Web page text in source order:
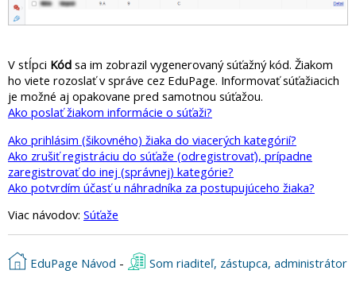
V stĺpci Kód sa im zobrazil vygenerovaný súťažný kód. Žiakom
ho viete rozoslať v správe cez EduPage. Informovať súťažiacich
je možné aj opakovane pred samotnou súťažou.
Ako poslať žiakom informácie o súťaži?
Ako prihlásim (šikovného) žiaka do viacerých kategórií?
Ako zrušiť registráciu do súťaže (odregistrovať), prípadne
zaregistrovať do inej (správnej) kategórie?
Ako potvrdím účasť u náhradníka za postupujúceho žiaka?
Viac návodov: Súťaže
EduPage Návod - Som riaditeľ, zástupca, administrátor